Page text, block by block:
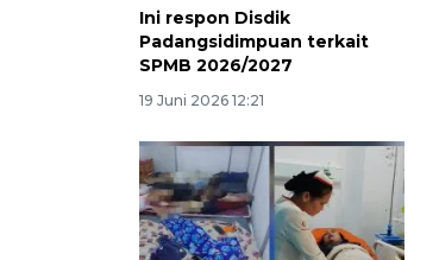
Ini respon Disdik
Padangsidimpuan terkait
SPMB 2026/2027
19 Juni 2026 12:21